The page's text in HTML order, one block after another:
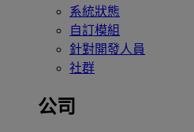
系統狀態
自訂模組
針對開發人員
社群
公司